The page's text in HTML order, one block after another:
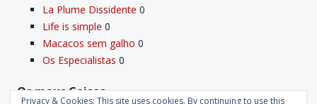
La Plume Dissidente 0
Life is simple 0
Macacos sem galho 0
Os Especialistas 0
Os meus Coisos
Privacy & Cookies: This site uses cookies. By continuing to use this